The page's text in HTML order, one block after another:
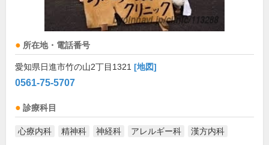
所在地・電話番号
愛知県日進市竹の山2丁目1321 [地図]
0561-75-5707
診療科目
心療内科 精神科 神経科 アレルギー科 漢方内科